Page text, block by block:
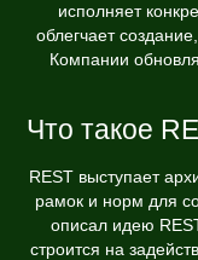
исполняет
облегчает
Компании
Что такое
REST выступает
рамок и норм для
описал идею
строится на